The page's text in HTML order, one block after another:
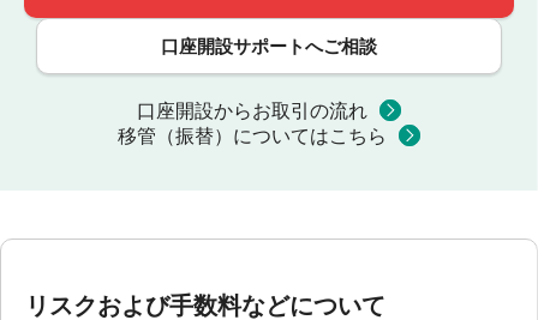
口座開設サポートへご相談
口座開設からお取引の流れ
移管（振替）についてはこちら
リスクおよび手数料などについて